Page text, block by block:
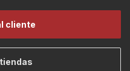
cliente